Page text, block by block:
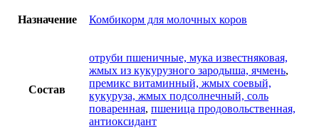
Назначение Комбикорм для молочных коров
Состав
отруби пшеничные, мука известняковая,
жмых из кукурузного зародыша, ячмень,
премикс витаминный, жмых соевый,
кукуруза, жмых подсолнечный, соль
поваренная, пшеница продовольственная,
антиоксидант